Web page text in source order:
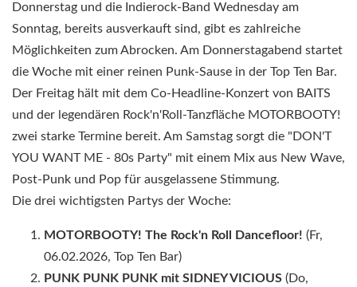
Donnerstag und die Indierock-Band Wednesday am
Sonntag, bereits ausverkauft sind, gibt es zahlreiche
Möglichkeiten zum Abrocken. Am Donnerstagabend startet
die Woche mit einer reinen Punk-Sause in der Top Ten Bar.
Der Freitag hält mit dem Co-Headline-Konzert von BAITS
und der legendären Rock'n'Roll-Tanzfläche MOTORBOOTY!
zwei starke Termine bereit. Am Samstag sorgt die "DON'T
YOU WANT ME - 80s Party" mit einem Mix aus New Wave,
Post-Punk und Pop für ausgelassene Stimmung.
Die drei wichtigsten Partys der Woche:
MOTORBOOTY! The Rock'n Roll Dancefloor! (Fr,
06.02.2026, Top Ten Bar)
PUNK PUNK PUNK mit SIDNEY VICIOUS (Do,